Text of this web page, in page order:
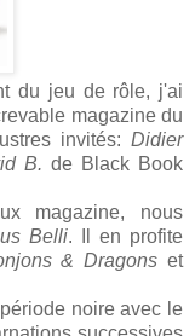
du jeu de rôle, j'ai
magazine du
invités: Didier
B. de Black Book
magazine, nous
Belli. Il en profite
& Dragons et
noire avec le